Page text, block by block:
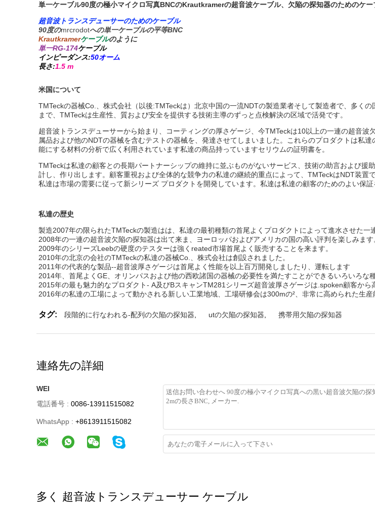
単一ケーブル90度の極小マイクロ写真BNCのKrautkramerの超音波ケーブル、欠陥の探知器のためのケー
超音波トランスデューサーのためのケーブル
90度のmrcrodotへの単一ケーブルの平等BNC
Krautkramerケーブルのように
単一RG-174ケーブル
インピーダンス:50オーム
長さ:1.5 m
米国について
TMTeckの器械Co.、株式会社（以後:TMTeckは）北京中国の一流NDTの製造業者そして製造者で、多く
まで、TMTeckは生産性、質および安全を提供する技術主導のずっと点検解決の区域で活発です。
超音波トランスデューサーから始まり、コーティングの厚さゲージ、今TMTeckは10以上の一連の超音
属品および他のNDTの器械を含むテストの器械を、発達させてしまいました。これらのプロダクトは私
能にする材料の分析で広く利用されています私達の商品持っていますセリウムの証明書を。
TMTeckは私達の顧客との長期パートナーシップの維持に並ぶものがないサービス、技術の助言および
計し、作り出します。顧客重視および全体的な競争力の私達の継続的重点によって、TMTeckはNDT装
私達は市場の需要に従って新シリーズ プロダクトを開発しています。私達は私達の顧客のためのよい保証
私達の歴史
製造2007年の限られたTMTeckの製造はは、私達の最初種類の首尾よくプロダクトによって進水させた一
2008年の一連の超音波欠陥の探知器は出て来ま、ヨーロッパおよびアメリカの国の高い評判を楽しみます
2009年のシリーズLeebの硬度のテスターは強くreated市場首尾よく販売することを来ます。
2010年の北京の会社のTMTeckの私達の器械Co.、株式会社は創設されました。
2011年の代表的な製品--超音波厚さゲージは首尾よく性能を以上百万開発しましたり、運転します
2014年、首尾よくGE、オリンパスおよび他の西欧諸国の器械の必要性を満たすことができるいろいろな
2015年の最も魅力的なプロダクト- A及びBスキャンTM281シリーズ超音波厚さゲージは.spoken顧客から
2016年の私達の工場によって動かされる新しい工業地域、工場研修会は300mの²、非常に高められた生産
タグ: 段階的に行なわれる-配列の欠陥の探知器 utの欠陥の探知器 携帯用欠陥の探知器
連絡先の詳細
WEI
電話番号 : 0086-13911515082
WhatsApp : +8613911515082
多く 超音波トランスデューサー ケーブル